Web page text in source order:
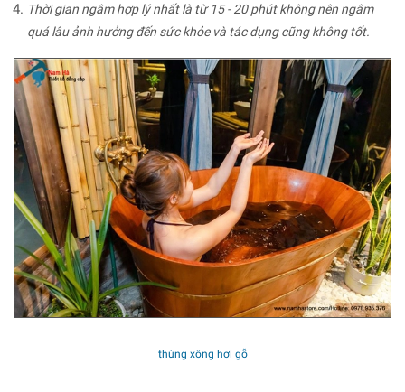
Thời gian ngâm hợp lý nhất là từ 15 - 20 phút không nên ngâm
quá lâu ảnh hưởng đến sức khỏe và tác dụng cũng không tốt.
thùng xông hơi gỗ